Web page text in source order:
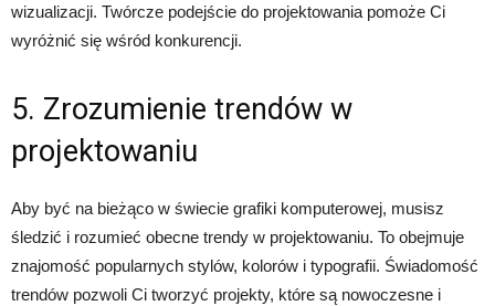
wizualizacji. Twórcze podejście do projektowania pomoże Ci
wyróżnić się wśród konkurencji.
5. Zrozumienie trendów w
projektowaniu
Aby być na bieżąco w świecie grafiki komputerowej, musisz
śledzić i rozumieć obecne trendy w projektowaniu. To obejmuje
znajomość popularnych stylów, kolorów i typografii. Świadomość
trendów pozwoli Ci tworzyć projekty, które są nowoczesne i